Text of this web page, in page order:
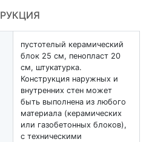
пустотелый керамический
блок 25 см, пенопласт 20
см, штукатурка.
Конструкция наружных и
внутренних стен может
быть выполнена из любого
материала (керамических
или газобетонных блоков),
с техническими